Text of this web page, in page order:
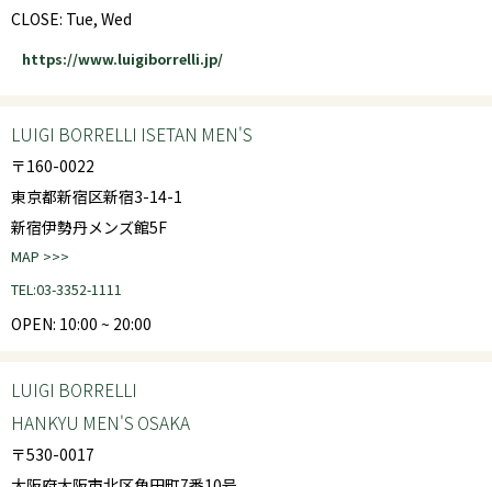
CLOSE: Tue, Wed
https://www.luigiborrelli.jp/
LUIGI BORRELLI ISETAN MEN'S
〒160-0022
東京都新宿区新宿3-14-1
新宿伊勢丹メンズ館5F
MAP >>>
TEL:03-3352-1111
OPEN: 10:00 ~ 20:00
LUIGI BORRELLI
HANKYU MEN'S OSAKA
〒530-0017